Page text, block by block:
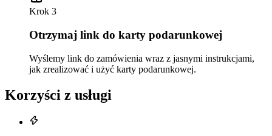
Krok 3
Otrzymaj link do karty podarunkowej
Wyślemy link do zamówienia wraz z jasnymi instrukcjami,
jak zrealizować i użyć karty podarunkowej.
Korzyści z usługi